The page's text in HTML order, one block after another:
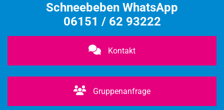
Schneebeben WhatsApp
06151 / 62 93222
Kontakt
Gruppenanfrage